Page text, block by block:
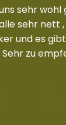
sehr wohl
sehr nett
und es
zu